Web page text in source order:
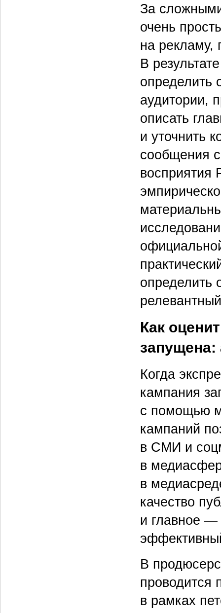
За
очень
на рекламу,
В
определить
аудитории,
описать
и уточнить
сообщения
восприятия
определить
Как
Когда
кампания
с помощью
кампаний
в СМИ и
в
в
качество
и главное —
В
проводится
в рамках